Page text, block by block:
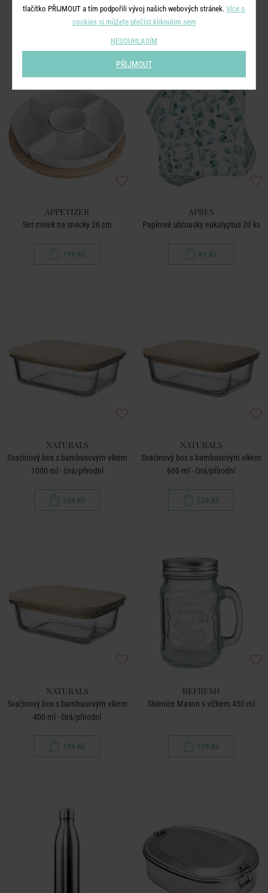
149 Kč
APPETIZER
Set misek na snacky 26 cm
799 Kč
APRÈS
Papírové ubrousky eukalyptus 20 ks
89 Kč
NATURALS
Svačinový box s bambusovým víkem
1000 ml - čirá/přírodní
249 Kč
NATURALS
Svačinový box s bambusovým víkem
600 ml - čirá/přírodní
229 Kč
NATURALS
Svačinový box s bambusovým víkem
400 ml - čirá/přírodní
199 Kč
REFRESH
Sklenice Mason s víčkem 450 ml
129 Kč
tlačítko PŘIJMOUT a tím podpořili vývoj našich webových stránek. Více o
cookies si můžete přečíst kliknutím sem
NESOUHLASÍM
PŘIJMOUT